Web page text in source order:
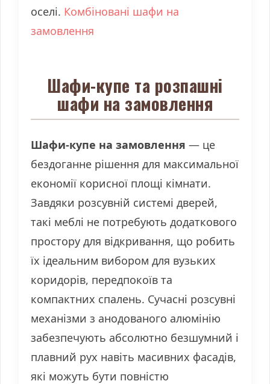
оселі. Комбіновані шафи на
замовлення
Шафи-купе та розпашні
шафи на замовлення
Шафи-купе на замовлення — це
бездоганне рішення для максимальної
економії корисної площі кімнати.
Завдяки розсувній системі дверей,
такі меблі не потребують додаткового
простору для відкривання, що робить
їх ідеальним вибором для вузьких
коридорів, передпокоїв та
компактних спалень. Сучасні розсувні
механізми з анодованого алюмінію
забезпечують абсолютно безшумний і
плавний рух навіть масивних фасадів,
які можуть бути повністю